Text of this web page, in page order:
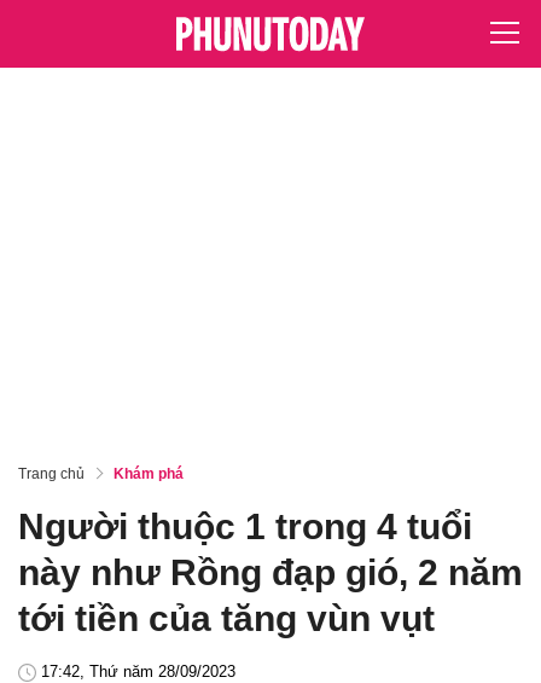
Trang chủ Khám phá
Người thuộc 1 trong 4 tuổi
này như Rồng đạp gió, 2 năm
tới tiền của tăng vùn vụt
17:42, Thứ năm 28/09/2023